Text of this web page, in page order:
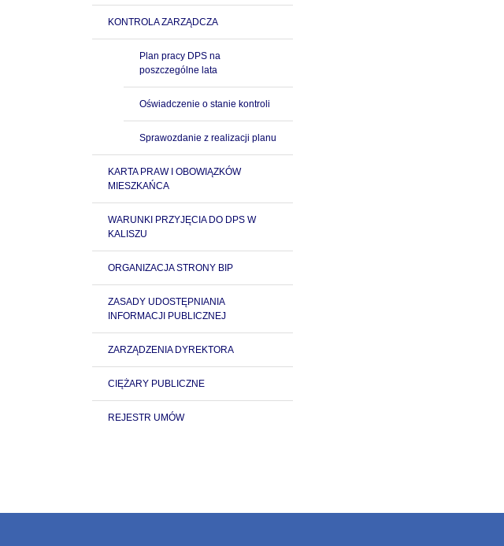
KONTROLA ZARZĄDCZA
Plan pracy DPS na
poszczególne lata
Oświadczenie o stanie kontroli
Sprawozdanie z realizacji planu
KARTA PRAW I OBOWIĄZKÓW
MIESZKAŃCA
WARUNKI PRZYJĘCIA DO DPS W
KALISZU
ORGANIZACJA STRONY BIP
ZASADY UDOSTĘPNIANIA
INFORMACJI PUBLICZNEJ
ZARZĄDZENIA DYREKTORA
CIĘŻARY PUBLICZNE
REJESTR UMÓW